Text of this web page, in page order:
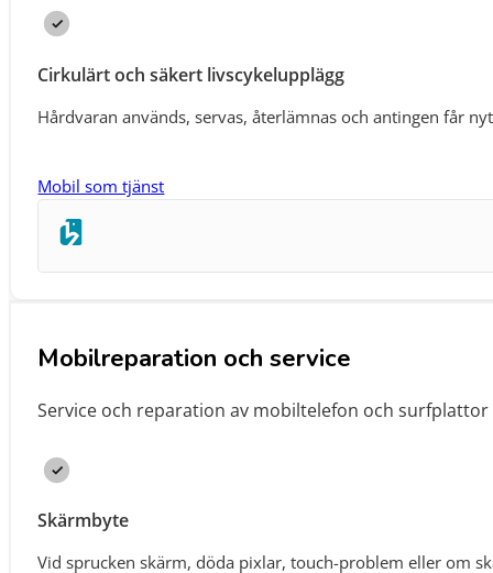
Cirkulärt och säkert livscykelupplägg
Hårdvaran används, servas, återlämnas och antingen får
Mobil som tjänst
Mobilreparation och service
Service och reparation av mobiltelefon och
Skärmbyte
Vid sprucken skärm, döda pixlar, touch-problem eller om